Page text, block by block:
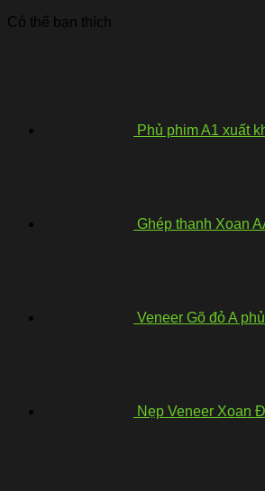
Có thể bạn thích
Phủ phim A1 xuất
Ghép thanh Xoan
Veneer Gõ đỏ A
Nẹp Veneer Xoan